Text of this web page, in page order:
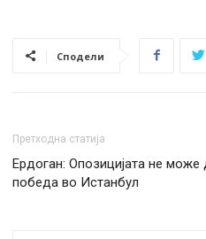
Сподели
Претходна статија
Ердоган: Опозицијата не може
победа во Истанбул